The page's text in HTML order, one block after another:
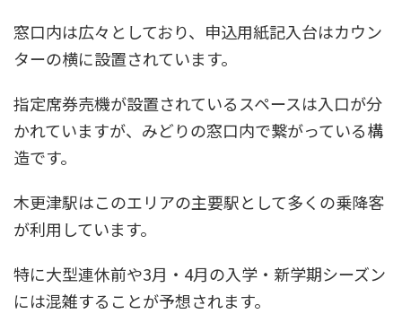
窓口内は広々としており、申込用紙記入台はカウン
ターの横に設置されています。
指定席券売機が設置されているスペースは入口が分
かれていますが、みどりの窓口内で繋がっている構
造です。
木更津駅はこのエリアの主要駅として多くの乗降客
が利用しています。
特に大型連休前や3月・4月の入学・新学期シーズン
には混雑することが予想されます。